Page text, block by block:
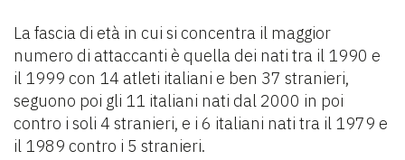
La fascia di età in cui si concentra il maggior
numero di attaccanti è quella dei nati tra il 1990 e
il 1999 con 14 atleti italiani e ben 37 stranieri,
seguono poi gli 11 italiani nati dal 2000 in poi
contro i soli 4 stranieri, e i 6 italiani nati tra il 1979 e
il 1989 contro i 5 stranieri.